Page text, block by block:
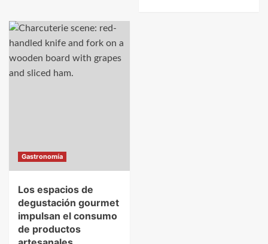
Gastronomía
Los espacios de
degustación gourmet
impulsan el consumo
de productos